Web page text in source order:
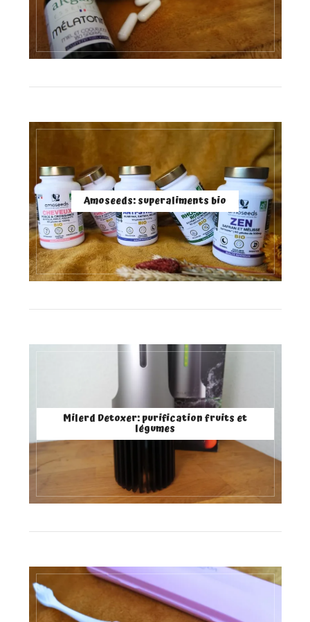
Amoseeds: superaliments bio
Milerd Detoxer: purification fruits et
légumes